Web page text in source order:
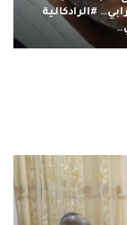
#الرادكالية